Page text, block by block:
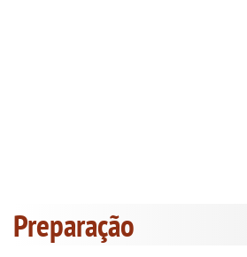
Preparação